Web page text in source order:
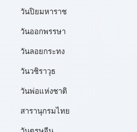
วันปิยมหาราช
วันออกพรรษา
วันลอยกระทง
วันวชิราวุธ
วันพ่อแห่งชาติ
สารานุกรมไทย